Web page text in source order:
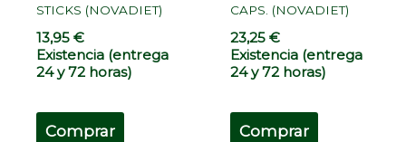
STICKS (NOVADIET)
13,95€
Existencia (entrega
24 y 72 horas)
Comprar
CAPS. (NOVADIET)
23,25€
Existencia (entrega
24 y 72 horas)
Comprar